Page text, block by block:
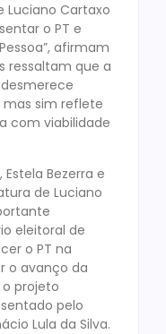
Luciano Cartaxo
o PT e
afirmam
ressaltam que a
mas sim reflete
com viabilidade
Bezerra e
de Luciano
eleitoral de
o PT na
o avanço da
projeto
pelo
Lula da Silva.